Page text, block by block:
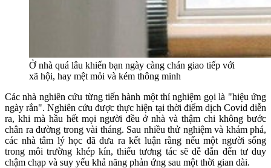
Ở nhà quá lâu khiến bạn ngày càng chán giao tiếp với
xã hội, hay mệt mỏi và kém thông minh
Các nhà nghiên cứu từng tiến hành một thí nghiệm gọi là "hiệu ứng
ngày rắn". Nghiên cứu được thực hiện tại thời điểm dịch Covid diễn
ra, khi mà hầu hết mọi người đều ở nhà và thậm chi không bước
chân ra đường trong vài tháng. Sau nhiều thử nghiệm và khám phá,
các nhà tâm lý học đã đưa ra kết luận rằng nếu một người sống
trong môi trường khép kín, thiếu tương tác sẽ dễ dẫn đến tư duy
chậm chạp và suy yếu khả năng phản ứng sau một thời gian dài.